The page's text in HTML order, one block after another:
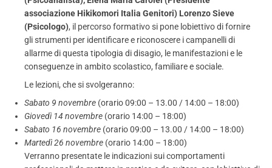
associazione Hikikomori Italia Genitori) Lorenzo Sieve
(Psicologo), il percorso formativo si pone lobiettivo di fornire
gli strumenti per identificare e riconoscere i campanelli di
allarme di questa tipologia di disagio, le manifestazioni e le
conseguenze in ambito scolastico, familiare e sociale.
Le lezioni, che si svolgeranno:
Sabato 9 novembre (orario 09:00 – 13.00 / 14:00 – 18:00)
Giovedì 14 novembre (orario 14:00 – 18:00)
Sabato 16 novembre (orario 09:00 – 13.00 / 14:00 – 18:00)
Martedì 26 novembre (orario 14:00 – 18:00)
Verranno presentate le indicazioni sui comportamenti